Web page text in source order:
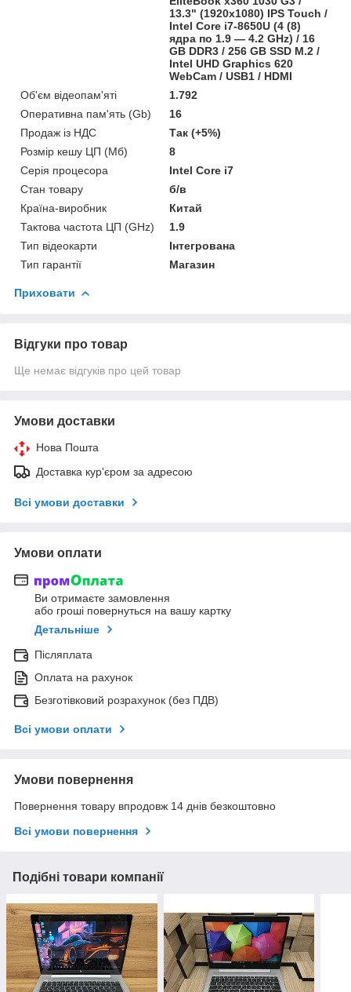
13.3" (1920x1080) IPS Touch /
Intel Core i7-8650U (4 (8)
ядра по 1.9 — 4.2 GHz) / 16
GB DDR3 / 256 GB SSD M.2 /
Intel UHD Graphics 620
WebCam / USB1 / HDMI
Об'єм відеопам'яті
1.792
Оперативна пам'ять (Gb)
16
Продаж із НДС
Так (+5%)
Розмір кешу ЦП (Мб)
8
Серія процесора
Intel Core i7
Стан товару
б/в
Країна-виробник
Китай
Тактова частота ЦП (GHz)
1.9
Тип відеокарти
Інтегрована
Тип гарантії
Магазин
Приховати
Відгуки про товар
Ще немає відгуків про цей товар
Умови доставки
Нова Пошта
Доставка кур'єром за адресою
Всі умови доставки
Умови оплати
Ви отримаєте замовлення
або гроші повернуться на вашу картку
Детальніше
Післяплата
Оплата на рахунок
Безготівковий розрахунок (без ПДВ)
Всі умови оплати
Умови повернення
Повернення товару впродовж 14 днів безкоштовно
Всі умови повернення
Подібні товари компанії